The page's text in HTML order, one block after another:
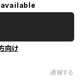
向け
通報する